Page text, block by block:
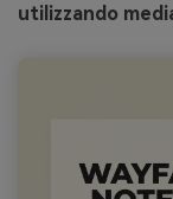
utilizzando